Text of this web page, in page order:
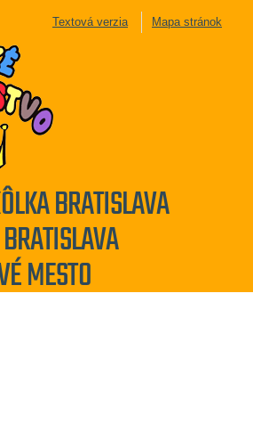
Textová verzia Mapa stránok
BRATISLAVA
MESTO